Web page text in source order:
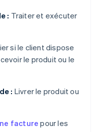
: Traiter et exécuter
si le client dispose
le produit ou le
: Livrer le produit ou
facture pour les